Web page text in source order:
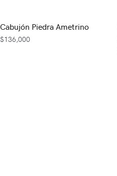
Cabujón Piedra Ametrino
$136,000